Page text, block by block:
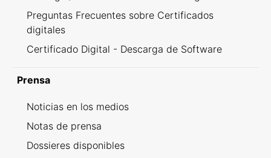
Preguntas Frecuentes sobre Certificados
digitales
Certificado Digital - Descarga de Software
Prensa
Noticias en los medios
Notas de prensa
Dossieres disponibles